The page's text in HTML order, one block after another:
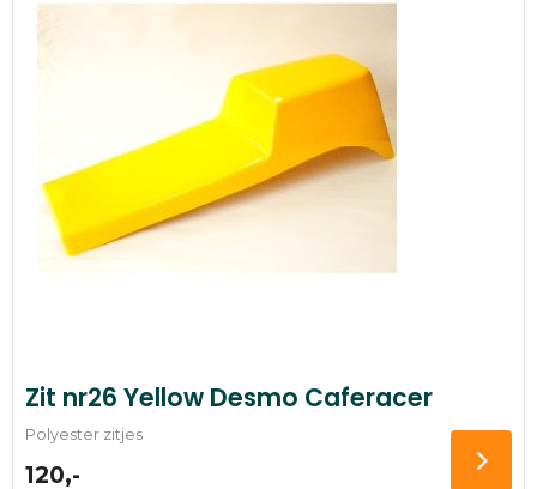
Zit nr26 Yellow Desmo Caferacer
Polyester zitjes
120,-